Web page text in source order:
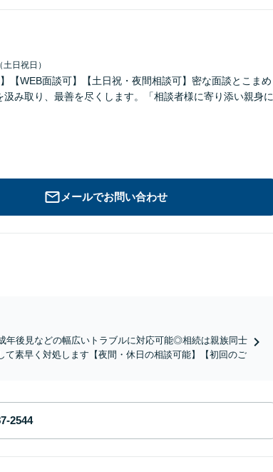
日祝日）
【WEB面談可】【土日祝・夜間相談可】密な面談とこまめ
み取り、最善を尽くします。「相談者様に寄り添い親身に
メールでお問い合わせ
年後見などの幅広いトラブルに対応可能◎相続は親族同士
素早く対処します【夜間・休日の相談可能】【初回のご